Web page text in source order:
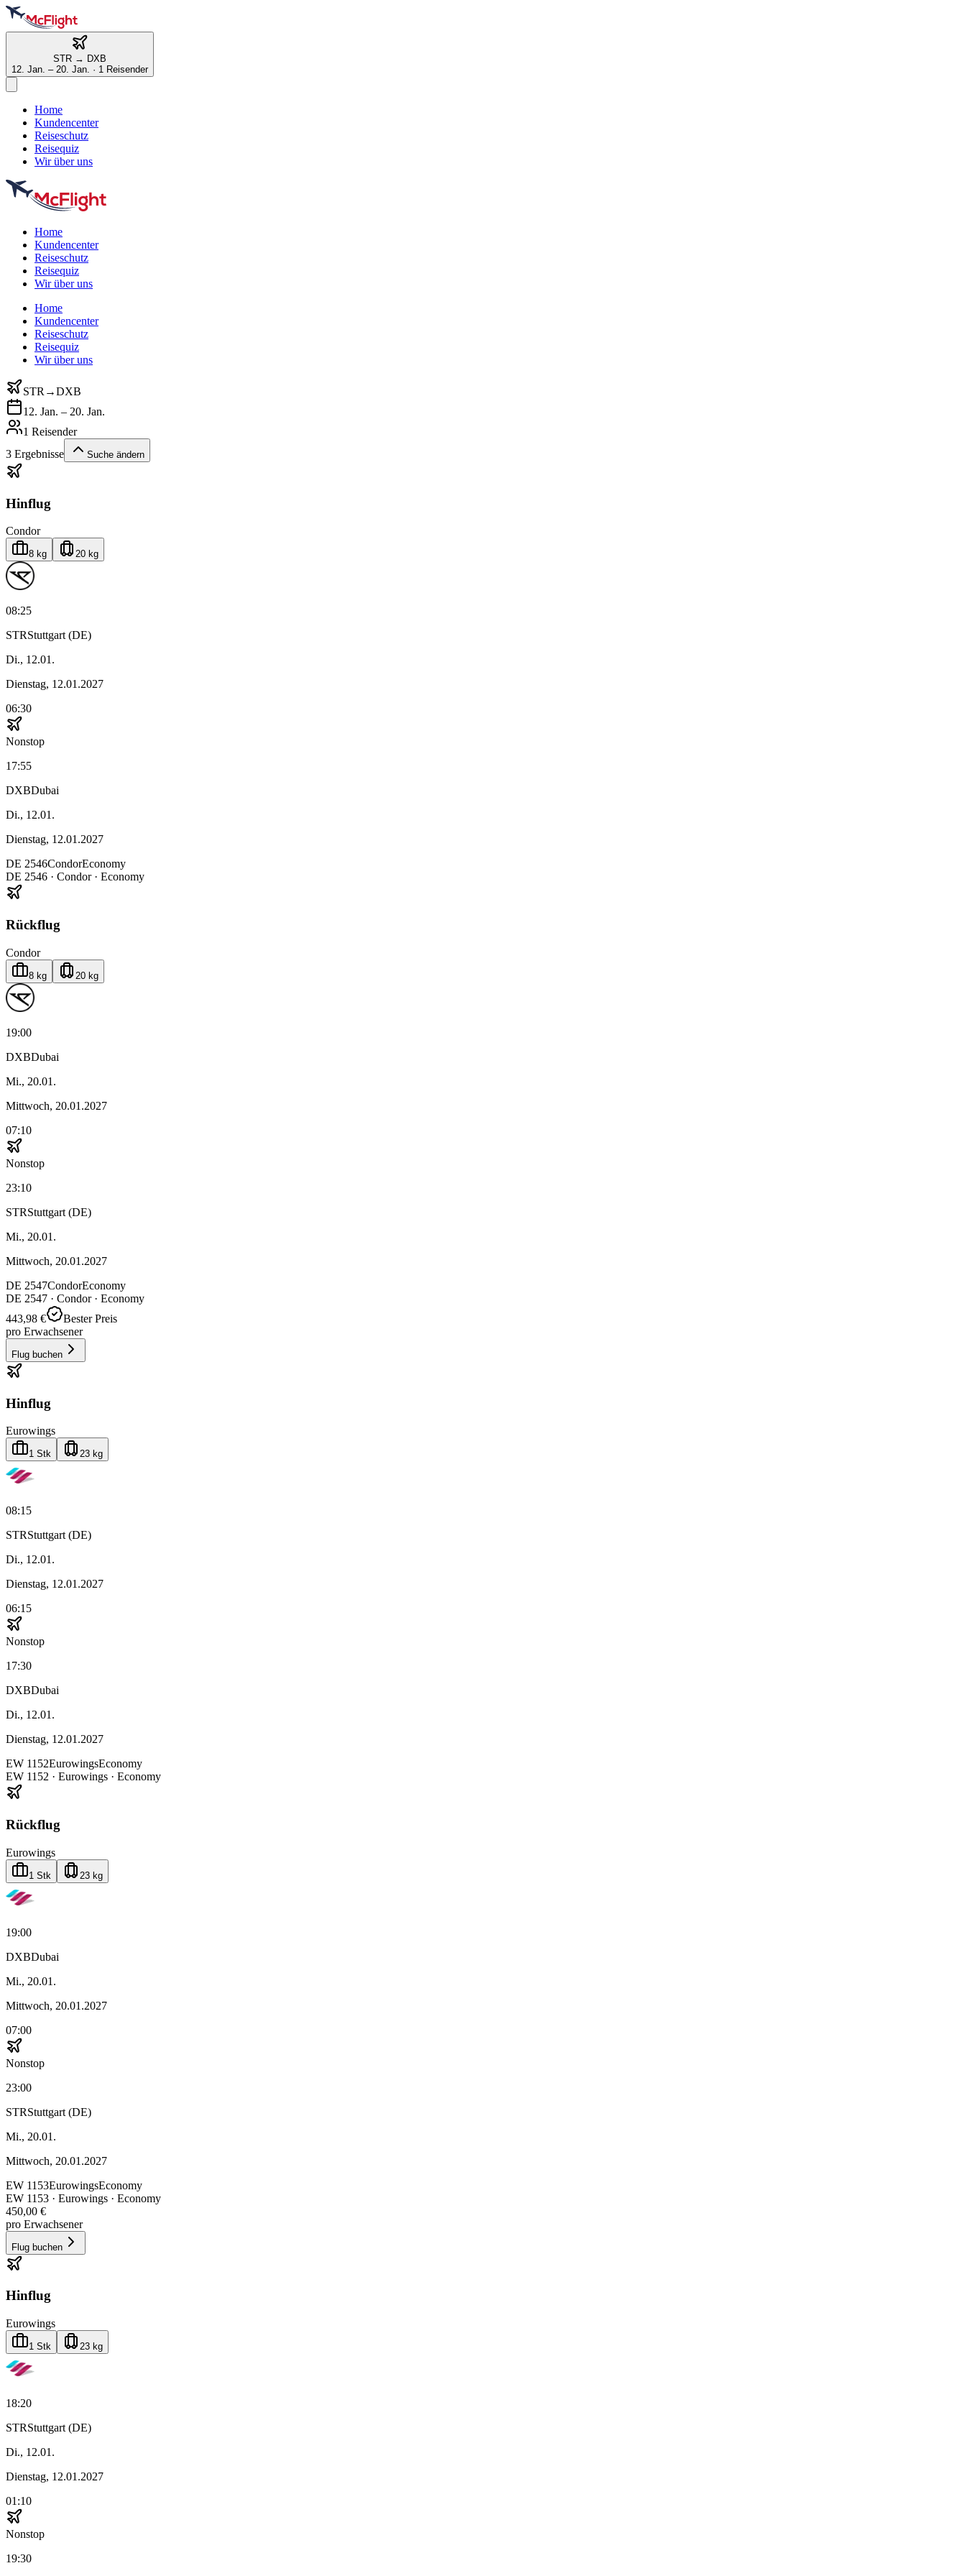
STR → DXB
12. Jan. – 20. Jan. · 1 Reisender
Home
Kundencenter
Reiseschutz
Reisequiz
Wir über uns
Home
Kundencenter
Reiseschutz
Reisequiz
Wir über uns
Home
Kundencenter
Reiseschutz
Reisequiz
Wir über uns
STR →DXB
12. Jan. – 20. Jan.
1 Reisender
3 Ergebnisse Suche ändern
Hinflug
Condor
8 kg 20 kg
08:25
STRStuttgart (DE)
Di., 12.01.
Dienstag, 12.01.2027
06:30
Nonstop
17:55
DXBDubai
Di., 12.01.
Dienstag, 12.01.2027
DE 2546CondorEconomy
DE 2546 · Condor· Economy
Rückflug
Condor
8 kg 20 kg
19:00
DXBDubai
Mi., 20.01.
Mittwoch, 20.01.2027
07:10
Nonstop
23:10
STRStuttgart (DE)
Mi., 20.01.
Mittwoch, 20.01.2027
DE 2547CondorEconomy
DE 2547 · Condor· Economy
443,98 €
Bester Preis
pro Erwachsener
Flug buchen
Hinflug
Eurowings
1 Stk 23 kg
08:15
STRStuttgart (DE)
Di., 12.01.
Dienstag, 12.01.2027
06:15
Nonstop
17:30
DXBDubai
Di., 12.01.
Dienstag, 12.01.2027
EW 1152EurowingsEconomy
EW 1152 · Eurowings · Economy
Rückflug
Eurowings
1 Stk 23 kg
19:00
DXBDubai
Mi., 20.01.
Mittwoch, 20.01.2027
07:00
Nonstop
23:00
STRStuttgart (DE)
Mi., 20.01.
Mittwoch, 20.01.2027
EW 1153EurowingsEconomy
EW 1153 · Eurowings · Economy
450,00 €
pro Erwachsener
Flug buchen
Hinflug
Eurowings
1 Stk 23 kg
18:20
STRStuttgart (DE)
Di., 12.01.
Dienstag, 12.01.2027
01:10
Nonstop
19:30